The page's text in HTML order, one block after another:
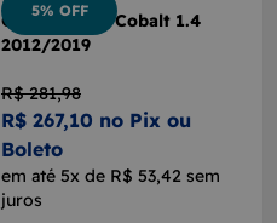
Cárter Motor Cobalt 1.4
2012/2019
R$ 281,98
R$ 267,10 no Pix ou
Boleto
em até 5x de R$ 53,42 sem
juros
5% OFF